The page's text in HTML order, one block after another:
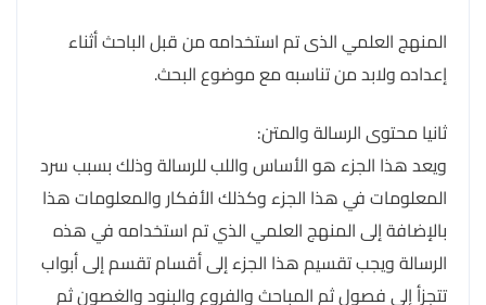
المنهج العلمي الذى تم استخدامه من قبل الباحث أثناء
إعداده ولابد من تناسبه مع موضوع البحث.
ثانيا محتوى الرسالة والمتن:
ويعد هذا الجزء هو الأساس واللب للرسالة وذلك بسبب سرد
المعلومات في هذا الجزء وكذلك الأفكار والمعلومات هذا
بالإضافة إلى المنهج العلمي الذي تم استخدامه في هذه
الرسالة ويجب تقسيم هذا الجزء إلى أقسام تقسم إلى أبواب
تتجزأ إلى فصول ثم المباحث والفروع والبنود والغصون ثم